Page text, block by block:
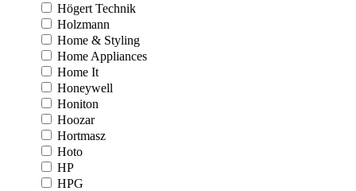
Högert Technik
Holzmann
Home & Styling
Home Appliances
Home It
Honeywell
Honiton
Hoozar
Hortmasz
Hoto
HP
HPG